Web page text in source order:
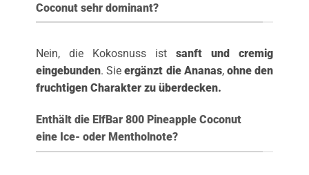
Coconut sehr dominant?
Nein, die Kokosnuss istsanft und cremig
eingebunden. Sieergänzt die Ananas, ohne den
fruchtigen Charakter zu überdecken.
Enthält die ElfBar 800 Pineapple Coconut
eine Ice- oder Mentholnote?